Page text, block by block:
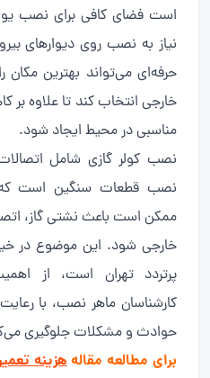
است فضای کافی برای نصب
نیاز به نصب روی دیوارهای
حرفه‌ای می‌تواند بهترین
خارجی انتخاب کند تا علاوه
مناسبی در محیط ایجاد شود.
نصب کولر گازی شامل
نصب قطعات سنگین است که
ممکن است باعث نشتی گاز،
خارجی شود. این موضوع در
پرتردد تهران است، از
کارشناسان ماهر نصب، با رعایت
حوادث و مشکلات جلوگیری
برای مطالعه مقالههزینه